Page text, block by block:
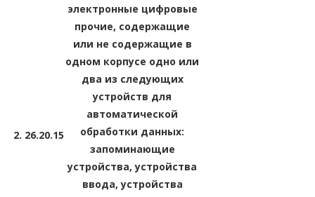
2. 26.20.15
электронные цифровые
прочие, содержащие
или не содержащие в
одном корпусе одно или
два из следующих
устройств для
автоматической
обработки данных:
запоминающие
устройства, устройства
ввода, устройства